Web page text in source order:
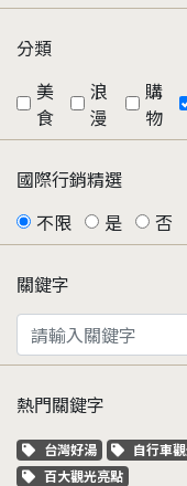
分類
美
食
浪
漫
購
物
國際行銷精選
不限
是 否
關鍵字
熱門關鍵字
關鍵字標籤
台灣好湯 關鍵字
自行車
關鍵字標籤
百大觀光亮點